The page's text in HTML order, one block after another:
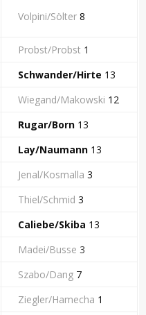
Volpini/Sölter 8
Probst/Probst 1
Schwander/Hirte 13
Wiegand/Makowski 12
Rugar/Born 13
Lay/Naumann 13
Jenal/Kosmalla 3
Thiel/Schmid 3
Caliebe/Skiba 13
Madei/Busse 3
Szabo/Dang 7
Ziegler/Hamecha 1